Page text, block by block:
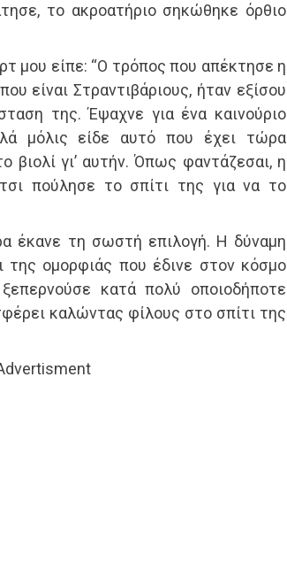
το ακροατήριο σηκώθηκε όρθιο
μου είπε: “Ο τρόπος που απέκτησε η
είναι Στραντιβάριους, ήταν εξίσου
της. Έψαχνε για ένα καινούριο
μόλις είδε αυτό που έχει τώρα
βιολί γι’ αυτήν. Όπως φαντάζεσαι, η
πούλησε το σπίτι της για να το
έκανε τη σωστή επιλογή. Η δύναμη
της ομορφιάς που έδινε στον κόσμο
κατά πολύ οποιοδήποτε
καλώντας φίλους στο σπίτι της